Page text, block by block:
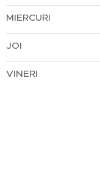
MIERCURI
JOI
VINERI